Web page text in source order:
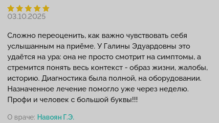
03.10.2025
Сложно переоценить, как важно чувствовать себя
услышанным на приёме. У Галины Эдуардовны это
удаётся на ура: она не просто смотрит на симптомы, а
стремится понять весь контекст - образ жизни, жалобы,
историю. Диагностика была полной, на оборудовании.
Назначенное лечение помогло уже через неделю.
Профи и человек с большой буквы!!!
О враче: Навоян Г.Э.